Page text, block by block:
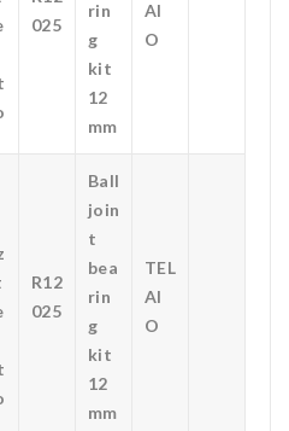
025
rin
g
kit
12
mm
AI
O
R12
025
Ball
join
t
bea
rin
g
kit
12
mm
TEL
AI
O